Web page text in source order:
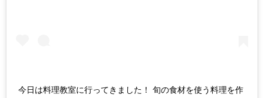
今日は料理教室に行ってきました！ 旬の食材を使う料理を作